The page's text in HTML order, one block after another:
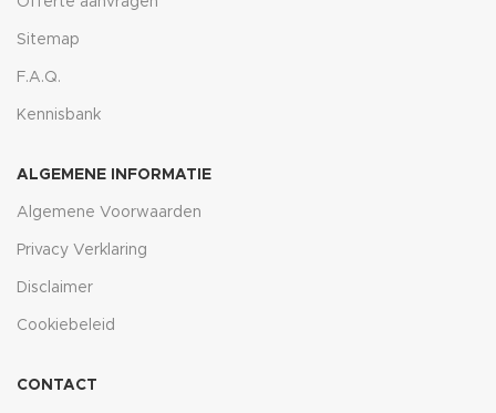
Sitemap
F.A.Q.
Kennisbank
ALGEMENE INFORMATIE
Algemene Voorwaarden
Privacy Verklaring
Disclaimer
Cookiebeleid
CONTACT